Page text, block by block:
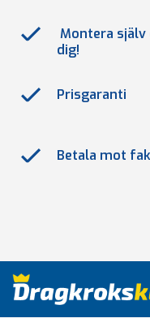
Montera
dig!
Prisgaranti
Betala mot